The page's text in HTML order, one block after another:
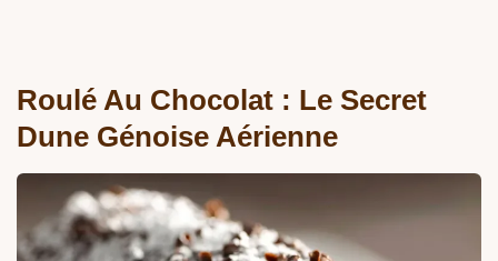
Roulé Au Chocolat : Le Secret
Dune Génoise Aérienne